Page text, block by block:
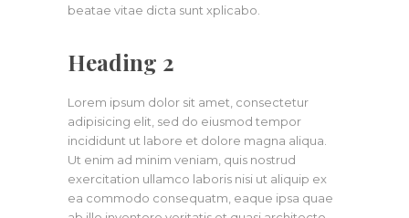
beatae vitae dicta sunt xplicabo.
Heading 2
Lorem ipsum dolor sit amet, consectetur
adipisicing elit, sed do eiusmod tempor
incididunt ut labore et dolore magna aliqua.
Ut enim ad minim veniam, quis nostrud
exercitation ullamco laboris nisi ut aliquip ex
ea commodo consequatm, eaque ipsa quae